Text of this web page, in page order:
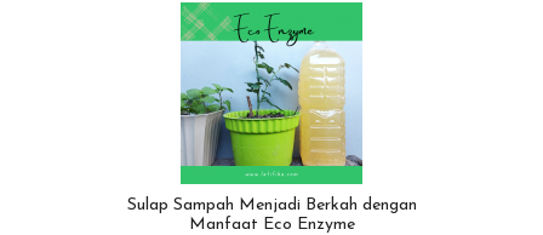
Sulap Sampah Menjadi Berkah dengan
Manfaat Eco Enzyme